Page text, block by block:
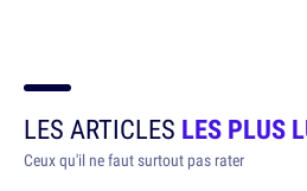
LES ARTICLES LES PLUS
Ceux qu'il ne faut surtout pas rater